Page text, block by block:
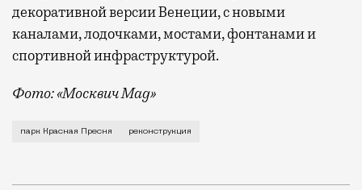
декоративной версии Венеции, с новыми
каналами, лодочками, мостами, фонтанами и
спортивной инфраструктурой.
Фото: «Москвич Mag»
Сегодня парк «Красная Пресня» полностью
парк Красная Пресня реконструкция